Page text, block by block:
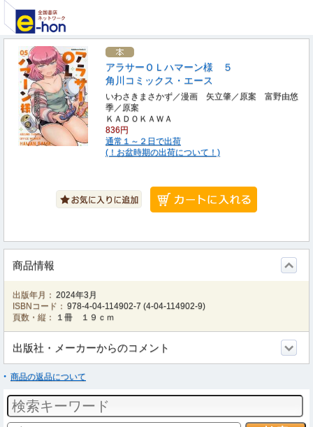
アラサーＯＬハマーン様 ５
角川コミックス・エース
いわさきまさかず／漫画 矢立肇／原案 富野由悠
季／原案
ＫＡＤＯＫＡＷＡ
836円
通常１～２日で出荷
(！お盆時期の出荷について！)
商品情報
出版年月： 2024年3月
ISBNコード： 978-4-04-114902-7 (4-04-114902-9)
頁数・縦：
１冊 １９ｃｍ
出版社・メーカーからのコメント
商品の返品について